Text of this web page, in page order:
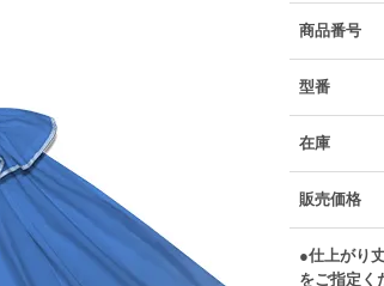
商品番号
型番
在庫
販売価格
●仕上がり
をご指定く